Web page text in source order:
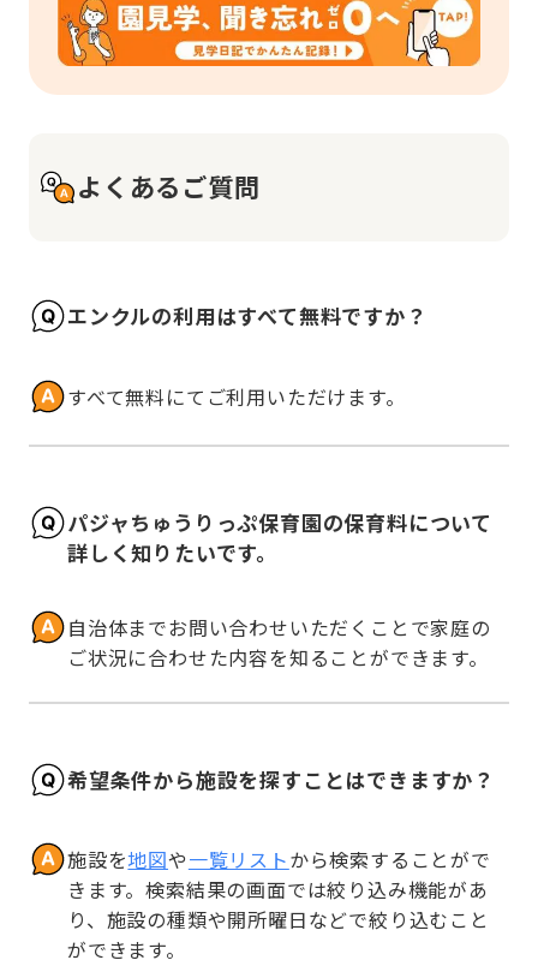
よくあるご質問
エンクルの利用はすべて無料ですか？
すべて無料にてご利用いただけます。
パジャちゅうりっぷ保育園の保育料について
詳しく知りたいです。
自治体までお問い合わせいただくことで家庭の
ご状況に合わせた内容を知ることができます。
希望条件から施設を探すことはできますか？
施設を地図や一覧リストから検索することがで
きます。検索結果の画面では絞り込み機能があ
り、施設の種類や開所曜日などで絞り込むこと
ができます。